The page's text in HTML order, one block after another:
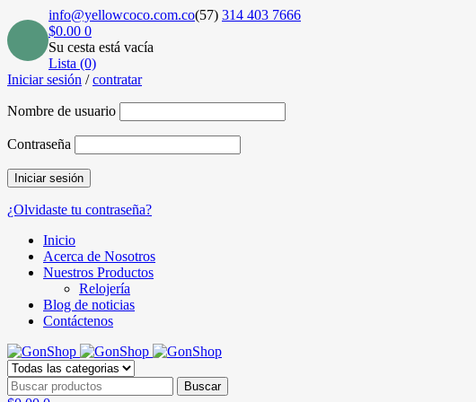
info@yellowcoco.com.co(57) 314 403 7666
$0.00 0
Su cesta está vacía
Lista (0)
Iniciar sesión /contratar
Nombre de usuario
Contraseña
¿Olvidaste tu contraseña?
Inicio
Acerca de Nosotros
Nuestros Productos
Relojería
Blog de noticias
Contáctenos